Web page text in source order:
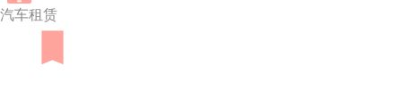
汽车租赁